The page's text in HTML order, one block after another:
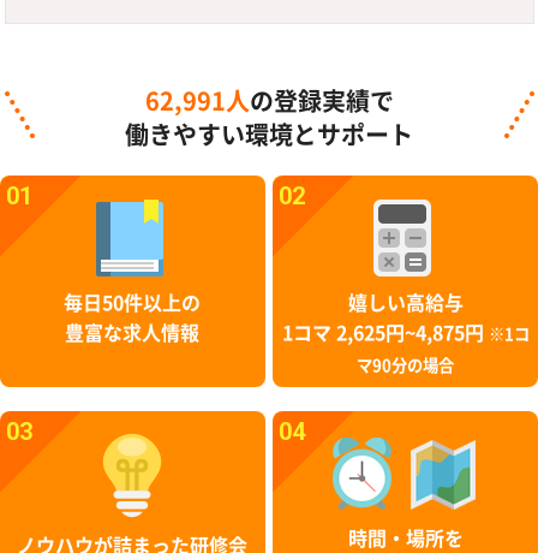
62,991人 の登録実績で
働きやすい環境とサポート
01
毎日50件以上の
豊富な求人情報
02
嬉しい高給与
1コマ 2,625円~4,875円
※1コ
マ90分の場合
03
ノウハウが詰まった研修会
04
時間・場所を